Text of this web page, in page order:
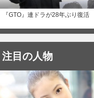
『GTO』連ドラが28年ぶり復活
注目の人物